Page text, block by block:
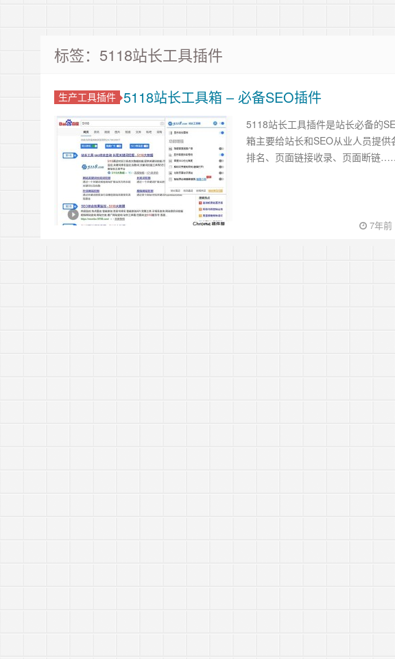
标签：5118站长工具插件
生产工具插件 5118站长工具箱 – 必备SEO插件
5118站长工具插件是站长必备的
箱主要给站长和SEO从业人员提
排名、页面链接收录、页面断链
7年前